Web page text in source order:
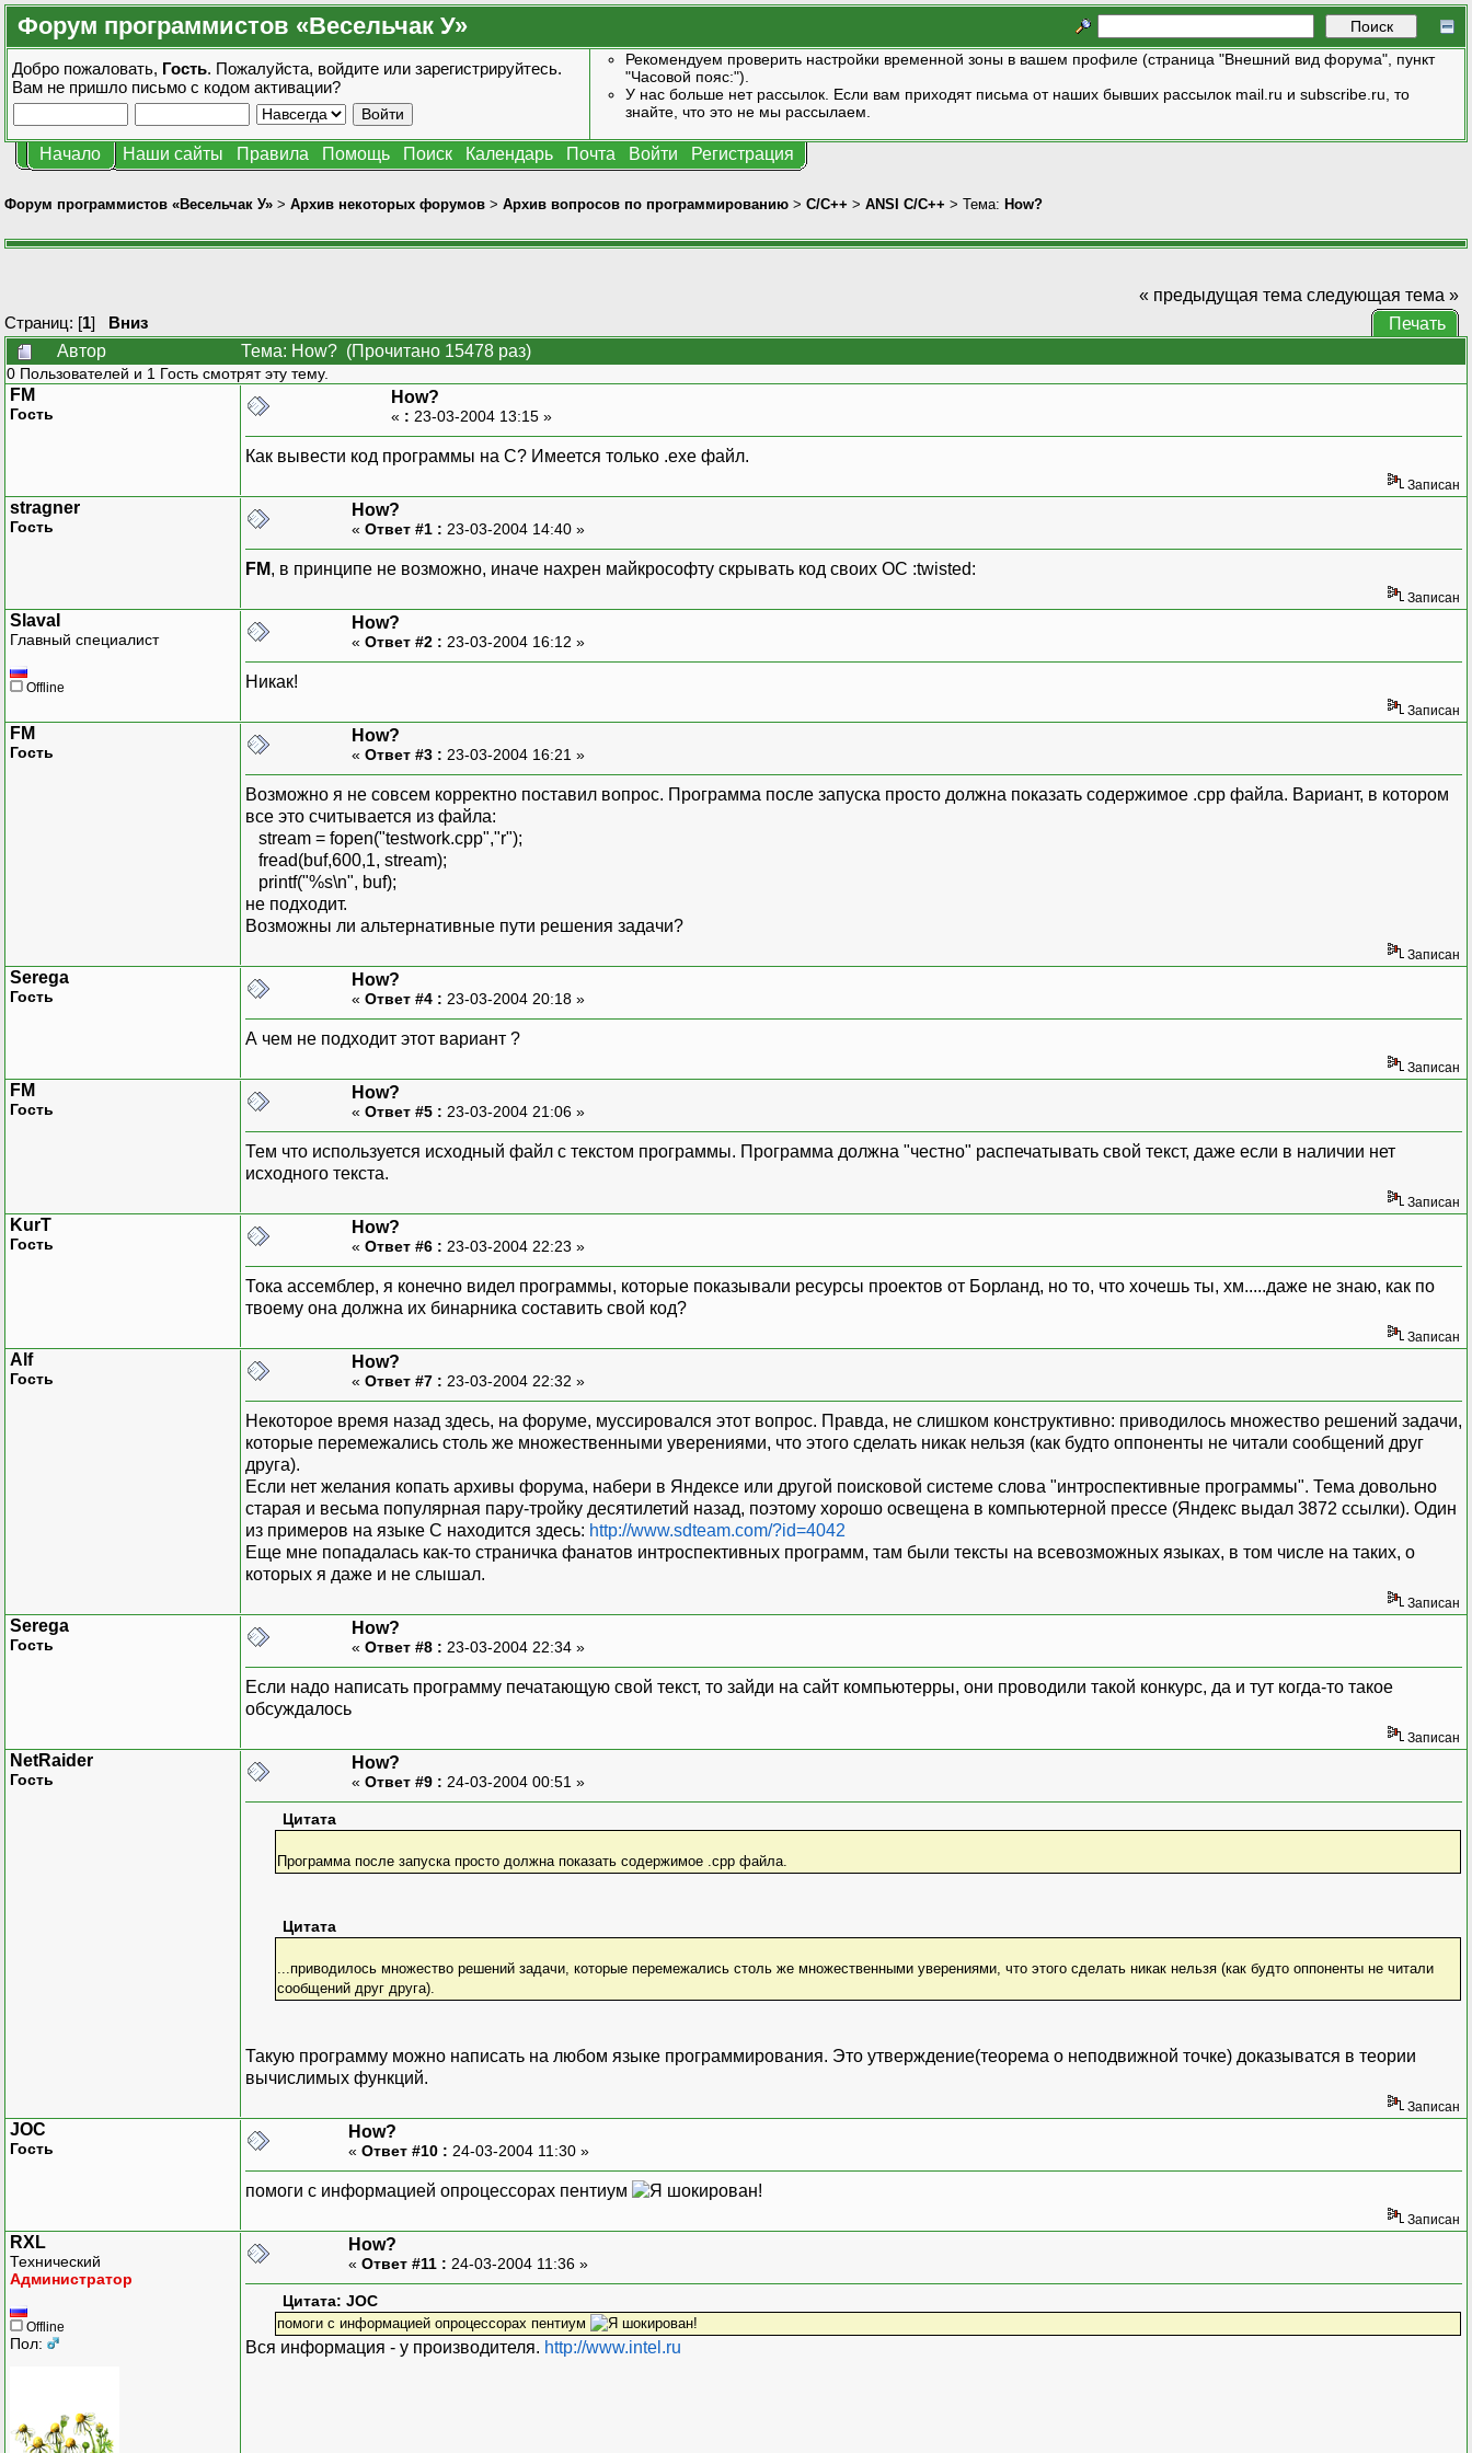
Форум программистов «Весельчак У»
Добро пожаловать, Гость. Пожалуйста, войдите или зарегистрируйтесь.
Вам не пришло письмо с кодом активации?
Рекомендуем проверить настройки временной зоны в вашем профиле (страница "Внешний вид форума", пункт
"Часовой пояс:").
У нас больше нет рассылок. Если вам приходят письма от наших бывших рассылок mail.ru и subscribe.ru, то
знайте, что это не мы рассылаем.
Начало Наши сайты Правила Помощь Поиск Календарь Почта Войти Регистрация
Форум программистов «Весельчак У» > Архив некоторых форумов > Архив вопросов по программированию > C/C++ > ANSI С/С++ > Тема: How?
Страниц: [1] Вниз
« предыдущая тема следующая тема »
Печать
Автор
Тема: How? (Прочитано 15478 раз)
0 Пользователей и 1 Гость смотрят эту тему.
FM
Гость
How?
« : 23-03-2004 13:15 »
Как вывести код программы на С? Имеется только .exe файл.
Записан
stragner
Гость
How?
« Ответ #1 : 23-03-2004 14:40 »
FM, в принципе не возможно, иначе нахрен майкрософту скрывать код своих ОС :twisted:
Записан
SlavaI
Главный специалист
Offline
How?
« Ответ #2 : 23-03-2004 16:12 »
Никак!
Записан
FM
Гость
How?
« Ответ #3 : 23-03-2004 16:21 »
Возможно я не совсем корректно поставил вопрос. Программа после запуска просто должна показать содержимое .cpp файла. Вариант, в котором
все это считывается из файла:
stream = fopen("testwork.cpp","r");
fread(buf,600,1, stream);
printf("%s\n", buf);
не подходит.
Возможны ли альтернативные пути решения задачи?
Записан
Serega
Гость
How?
« Ответ #4 : 23-03-2004 20:18 »
А чем не подходит этот вариант ?
Записан
FM
Гость
How?
« Ответ #5 : 23-03-2004 21:06 »
Тем что используется исходный файл с текстом программы. Программа должна "честно" распечатывать свой текст, даже если в наличии нет
исходного текста.
Записан
KurT
Гость
How?
« Ответ #6 : 23-03-2004 22:23 »
Тока ассемблер, я конечно видел программы, которые показывали ресурсы проектов от Борланд, но то, что хочешь ты, хм.....даже не знаю, как по
твоему она должна их бинарника составить свой код?
Записан
Alf
Гость
How?
« Ответ #7 : 23-03-2004 22:32 »
Некоторое время назад здесь, на форуме, муссировался этот вопрос. Правда, не слишком конструктивно: приводилось множество решений задачи,
которые перемежались столь же множественными уверениями, что этого сделать никак нельзя (как будто оппоненты не читали сообщений друг
друга).
Если нет желания копать архивы форума, набери в Яндексе или другой поисковой системе слова "интроспективные программы". Тема довольно
старая и весьма популярная пару-тройку десятилетий назад, поэтому хорошо освещена в компьютерной прессе (Яндекс выдал 3872 ссылки). Один
из примеров на языке С находится здесь: http://www.sdteam.com/?id=4042
Еще мне попадалась как-то страничка фанатов интроспективных программ, там были тексты на всевозможных языках, в том числе на таких, о
которых я даже и не слышал.
Записан
Serega
Гость
How?
« Ответ #8 : 23-03-2004 22:34 »
Если надо написать программу печатающую свой текст, то зайди на сайт компьютерры, они проводили такой конкурс, да и тут когда-то такое
обсуждалось
Записан
NetRaider
Гость
How?
« Ответ #9 : 24-03-2004 00:51 »
Цитата
Программа после запуска просто должна показать содержимое .cpp файла.
Цитата
...приводилось множество решений задачи, которые перемежались столь же множественными уверениями, что этого сделать никак нельзя (как будто оппоненты не читали
сообщений друг друга).
Такую программу можно написать на любом языке программирования. Это утверждение(теорема о неподвижной точке) доказыватся в теории
вычислимых функций.
Записан
JOC
Гость
How?
« Ответ #10 : 24-03-2004 11:30 »
помоги с информацией опроцессорах пентиум
Записан
RXL
Технический
Администратор
Offline
Пол:
How?
« Ответ #11 : 24-03-2004 11:36 »
Цитата: JOC
помоги с информацией опроцессорах пентиум
Вся информация - у производителя. http://www.intel.ru